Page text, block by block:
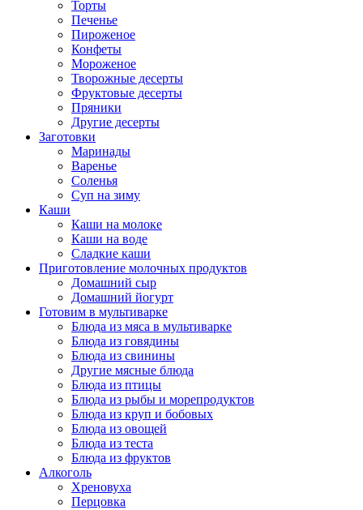
Торты
Печенье
Пироженое
Конфеты
Мороженое
Творожные десерты
Фруктовые десерты
Пряники
Другие десерты
Заготовки
Маринады
Варенье
Соленья
Суп на зиму
Каши
Каши на молоке
Каши на воде
Сладкие каши
Приготовление молочных продуктов
Домашний сыр
Домашний йогурт
Готовим в мультиварке
Блюда из мяса в мультиварке
Блюда из говядины
Блюда из свинины
Другие мясные блюда
Блюда из птицы
Блюда из рыбы и морепродуктов
Блюда из круп и бобовых
Блюда из овощей
Блюда из теста
Блюда из фруктов
Алкоголь
Хреновуха
Перцовка